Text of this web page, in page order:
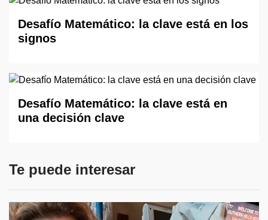
Desafío Matemático: la clave está en los
signos
Desafío Matemático: la clave está en
una decisión clave
Te puede interesar